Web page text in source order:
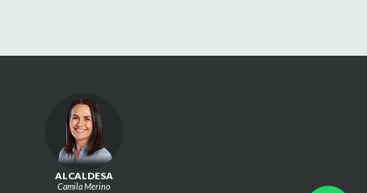
ALCALDESA
Camila Merino